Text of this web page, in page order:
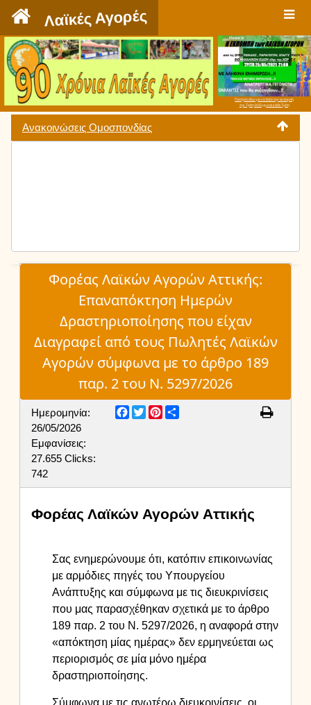
Λαϊκές Αγορές
Πατήστε εδώ για να δείτε την εκπομπή
την Τρίτη 9:00 μμ και κάθε Τρίτη
Ανακοινώσεις Ομοσπονδίας
Φορέας Λαϊκών Αγορών Αττικής:
Επαναπόκτηση Ημερών
Δραστηριοποίησης που είχαν
Διαγραφεί από τους Πωλητές Λαϊκών
Αγορών σύμφωνα με το άρθρο 189
παρ. 2 του Ν. 5297/2026
Ημερομηνία:
26/05/2026
Εμφανίσεις:
27.655 Clicks:
742
Facebook
TwitterPinterest
Φορέας Λαϊκών Αγορών Αττικής
Σας ενημερώνουμε ότι, κατόπιν επικοινωνίας
με αρμόδιες πηγές του Υπουργείου
Ανάπτυξης και σύμφωνα με τις διευκρινίσεις
που μας παρασχέθηκαν σχετικά με το άρθρο
189 παρ. 2 του Ν. 5297/2026, η αναφορά στην
«απόκτηση μίας ημέρας» δεν ερμηνεύεται ως
περιορισμός σε μία μόνο ημέρα
δραστηριοποίησης.